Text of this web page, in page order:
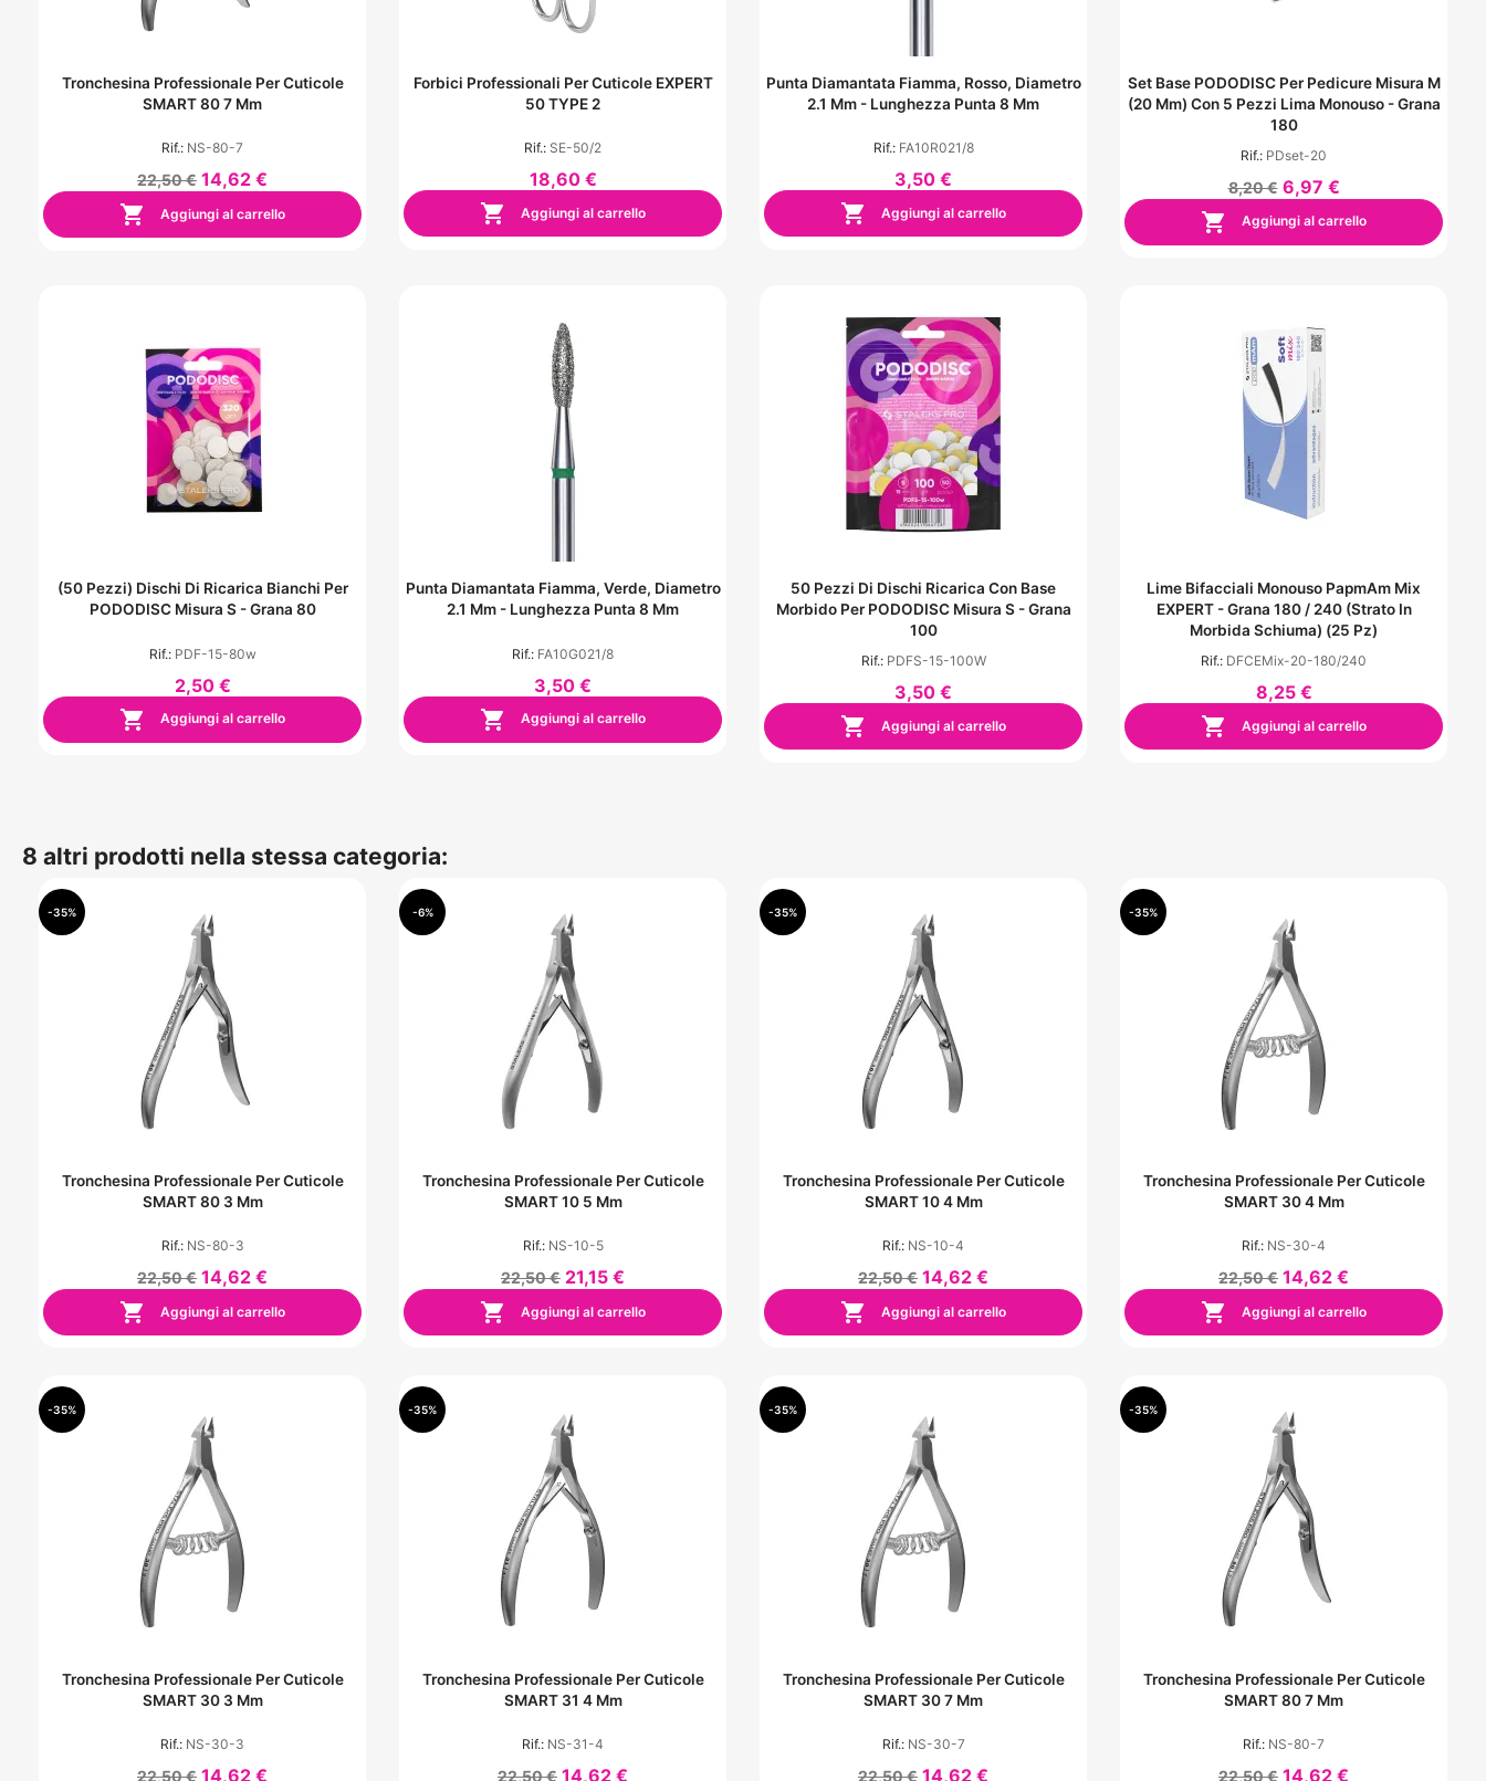
Tronchesina Professionale Per Cuticole
SMART 80 7 Mm
Rif.: NS-80-7
22,50 € 14,62 €
 Aggiungi al carrello
Forbici Professionali Per Cuticole EXPERT
50 TYPE 2
Rif.: SE-50/2
18,60 €
 Aggiungi al carrello
Punta Diamantata Fiamma, Rosso, Diametro
2.1 Mm - Lunghezza Punta 8 Mm
Rif.: FA10R021/8
3,50 €
 Aggiungi al carrello
Set Base PODODISC Per Pedicure Misura M
(20 Mm) Con 5 Pezzi Lima Monouso - Grana
180
Rif.: PDset-20
8,20 € 6,97 €
 Aggiungi al carrello
(50 Pezzi) Dischi Di Ricarica Bianchi Per
PODODISC Misura S - Grana 80
Rif.: PDF-15-80w
2,50 €
 Aggiungi al carrello
Punta Diamantata Fiamma, Verde, Diametro
2.1 Mm - Lunghezza Punta 8 Mm
Rif.: FA10G021/8
3,50 €
 Aggiungi al carrello
50 Pezzi Di Dischi Ricarica Con Base
Morbido Per PODODISC Misura S - Grana
100
Rif.: PDFS-15-100W
3,50 €
 Aggiungi al carrello
Lime Bifacciali Monouso PapmAm Mix
EXPERT - Grana 180 / 240 (Strato In
Morbida Schiuma) (25 Pz)
Rif.: DFCEMix-20-180/240
8,25 €
 Aggiungi al carrello
8 altri prodotti nella stessa categoria:
Tronchesina Professionale Per Cuticole
SMART 80 3 Mm
Rif.: NS-80-3
22,50 € 14,62 €
 Aggiungi al carrello
-35%
Tronchesina Professionale Per Cuticole
SMART 10 5 Mm
Rif.: NS-10-5
22,50 € 21,15 €
 Aggiungi al carrello
-6%
Tronchesina Professionale Per Cuticole
SMART 10 4 Mm
Rif.: NS-10-4
22,50 € 14,62 €
 Aggiungi al carrello
-35%
Tronchesina Professionale Per Cuticole
SMART 30 4 Mm
Rif.: NS-30-4
22,50 € 14,62 €
 Aggiungi al carrello
-35%
Tronchesina Professionale Per Cuticole
SMART 30 3 Mm
Rif.: NS-30-3
22,50 € 14,62 €
-35%
Tronchesina Professionale Per Cuticole
SMART 31 4 Mm
Rif.: NS-31-4
22,50 € 14,62 €
-35%
Tronchesina Professionale Per Cuticole
SMART 30 7 Mm
Rif.: NS-30-7
22,50 € 14,62 €
-35%
Tronchesina Professionale Per Cuticole
SMART 80 7 Mm
Rif.: NS-80-7
22,50 € 14,62 €
-35%